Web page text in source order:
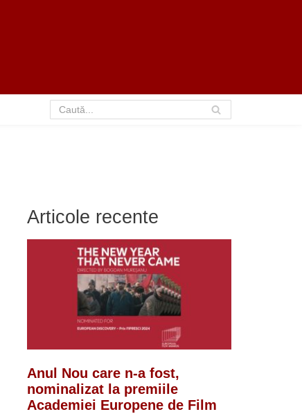
Articole recente
Anul Nou care n-a fost,
nominalizat la premiile
Academiei Europene de Film